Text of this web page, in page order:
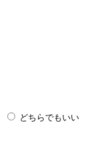
どちらでもいい